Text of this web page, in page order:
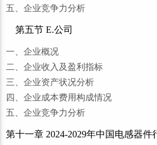
五、企业竞争力分析
第五节 E.公司
一、企业概况
二、企业收入及盈利指标
三、企业资产状况分析
四、企业成本费用构成情况
五、企业竞争力分析
第十一章 2024-2029年中国电感器